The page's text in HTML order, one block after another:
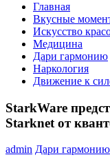
Главная
Вкусные
Искусство
Медицина
Дари гармонию
Наркология
Движение к
StarkWare
Starknet от
admin Дари гармонию